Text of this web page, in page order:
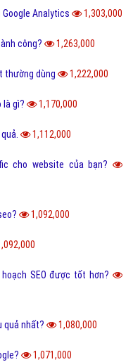
Analytics 1,303,000
công? 1,263,000
thường dùng 1,222,000
là gì? 1,170,000
1,112,000
cho website của bạn?
1,092,000
SEO được tốt hơn?
quả nhất? 1,080,000
1,071,000